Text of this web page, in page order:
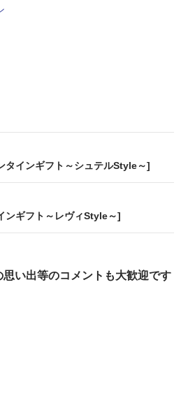
タインギフト～シュテルStyle～]
ンギフト～レヴィStyle～]
い出等のコメントも大歓迎です